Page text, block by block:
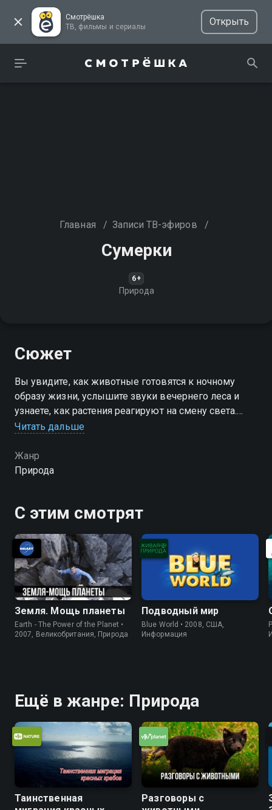
Смотрёшка
ТВ, фильмы и сериалы
Открыть
Главная / Записи ТВ-эфиров /
Сумерки
6+
Природа
Сюжет
Вы увидите, как животные готовятся к ночному
образу жизни, услышите звуки вечернего леса и
узнаете, как растения реагируют на смену света.
Присоединяйтесь к нам и откройте для себя магию
Читать дальше
Жанр
Природа
С этим смотрят
Земля. Мощь планеты
Earth - The Power of the Planet •
2007, Великобритания, Природа
Подводный мир
Blue World • 2008, США,
Информация
Ещё в жанре: Природа
Таинственная
Разговоры с